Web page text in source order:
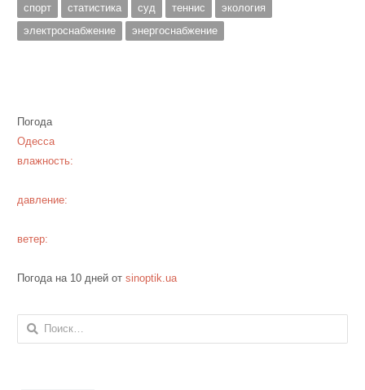
спорт
статистика суд теннис
экология
электроснабжение
энергоснабжение
Погода
Одесса
влажность:
давление:
ветер:
Погода на 10 дней от sinoptik.ua
Найти: